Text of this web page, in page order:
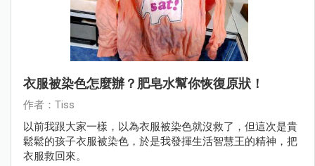
衣服被染色怎麼辦？肥皂水幫你恢復原狀！
作者：Tiss
以前我跟大家一樣，以為衣服被染色就沒救了，但這次是貴
鬆鬆的孩子衣服被染色，於是我發揮生活智慧王的精神，把
衣服救回來。